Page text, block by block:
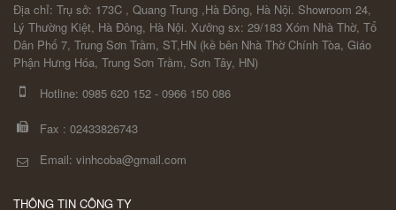
Địa chỉ: Trụ sở: 173C , Quang Trung ,Hà Đông, Hà Nội. Showroom 24,
Lý Thường Kiệt, Hà Đông, Hà Nội. Xưởng sx: 29/183 Xóm Nhà Thờ, Tổ
Dân Phố 7, Trung Sơn Trầm, ST,HN (kề bên Nhà Thờ Chính Tòa, Giáo
Phận Hưng Hóa, Trung Sơn Trầm, Sơn Tây, HN)
Hotline: 0985 620 152 - 0966 150 086
Fax : 02433826743
Email: vinhcoba@gmail.com
THÔNG TIN CÔNG TY